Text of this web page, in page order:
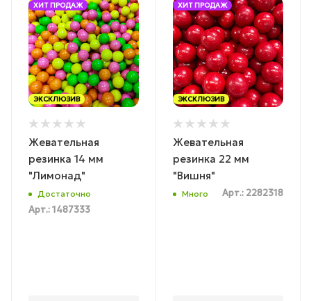
ХИТ ПРОДАЖ
ЭКСКЛЮЗИВ
Жевательная
резинка 14 мм
"Лимонад"
Достаточно
Арт.: 1487333
ХИТ ПРОДАЖ
ЭКСКЛЮЗИВ
Жевательная
резинка 22 мм
"Вишня"
Много Арт.: 2282318